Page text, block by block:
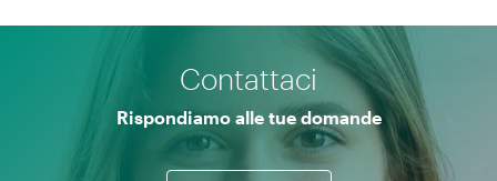
Contattaci
Rispondiamo alle tue domande